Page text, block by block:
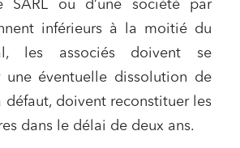
SARL ou d’une société par
inférieurs à la moitié du
les associés doivent se
une éventuelle dissolution de
défaut, doivent reconstituer les
dans le délai de deux ans.